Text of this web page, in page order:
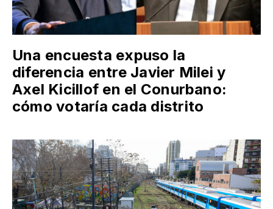
Una encuesta expuso la
diferencia entre Javier Milei y
Axel Kicillof en el Conurbano:
cómo votaría cada distrito